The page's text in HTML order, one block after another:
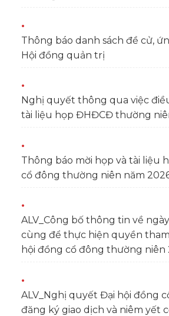
Thông báo danh sách đề cử,
Hội đồng quản trị
Nghị quyết thông qua việc
tài liệu họp ĐHĐCĐ thường
Thông báo mời họp và tài liệu
cổ đông thường niên năm
ALV_Công bố thông tin về
cùng để thực hiện quyền
hội đồng cổ đông thường niên
ALV_Nghị quyết Đại hội đồng
đăng ký giao dịch và niêm yết